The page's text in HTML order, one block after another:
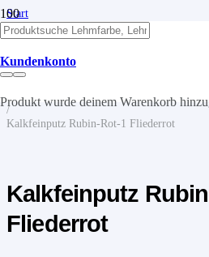
Kundenkonto
Produkt wurde deinem Warenkorb
Start
/
Kalk
/
Kalkputze
Kalkfeinputz
/
Kalkfeinputz Rubin-Rot-1 Fliederrot
Kalkfeinputz
Fliederrot